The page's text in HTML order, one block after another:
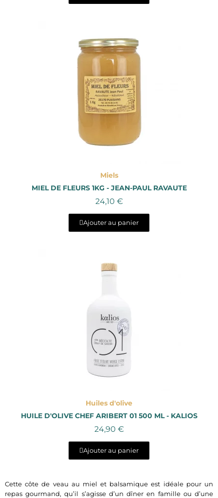
Aperçu rapide
Miels
MIEL DE FLEURS 1KG - JEAN-PAUL RAVAUTE
24,10 €
Ajouter au panier
Aperçu rapide
Huiles d'olive
HUILE D'OLIVE CHEF ARIBERT 01 500 ML - KALIOS
24,90 €
Ajouter au panier
Cette côte de veau au miel et balsamique est idéale pour un
repas gourmand, qu’il s’agisse d’un dîner en famille ou d’une